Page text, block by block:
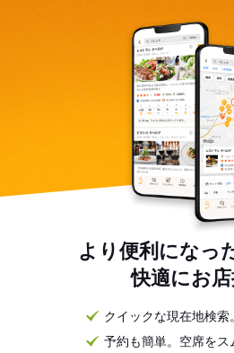
より便利になっ
快適にお店
クイックな現在地検索
予約も簡単。空席をス